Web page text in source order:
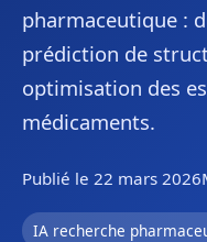
pharmaceutique :
prédiction de
optimisation des
médicaments.
Publié le 22 mars 2026
IA recherche